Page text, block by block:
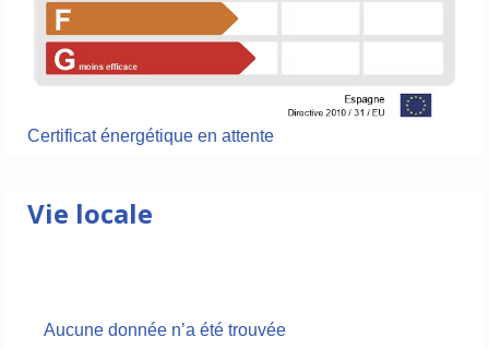
Certificat énergétique en attente
Vie locale
Aucune donnée n’a été trouvée